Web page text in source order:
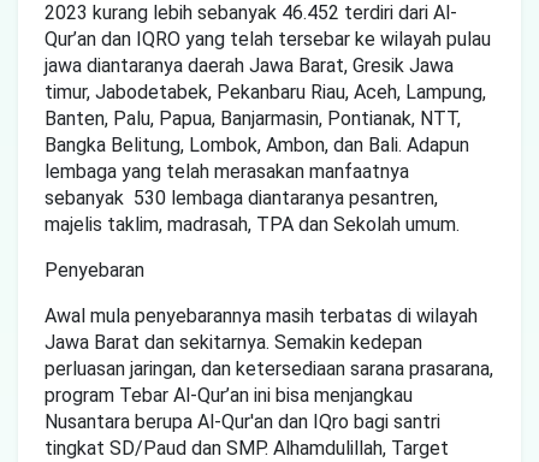
2023 kurang lebih sebanyak 46.452 terdiri dari Al-
Qur’an dan IQRO yang telah tersebar ke wilayah pulau
jawa diantaranya daerah Jawa Barat, Gresik Jawa
timur, Jabodetabek, Pekanbaru Riau, Aceh, Lampung,
Banten, Palu, Papua, Banjarmasin, Pontianak, NTT,
Bangka Belitung, Lombok, Ambon, dan Bali. Adapun
lembaga yang telah merasakan manfaatnya
sebanyak 530 lembaga diantaranya pesantren,
majelis taklim, madrasah, TPA dan Sekolah umum.
Penyebaran
Awal mula penyebarannya masih terbatas di wilayah
Jawa Barat dan sekitarnya. Semakin kedepan
perluasan jaringan, dan ketersediaan sarana prasarana,
program Tebar Al-Qur’an ini bisa menjangkau
Nusantara berupa Al-Qur'an dan IQro bagi santri
tingkat SD/Paud dan SMP. Alhamdulillah, Target